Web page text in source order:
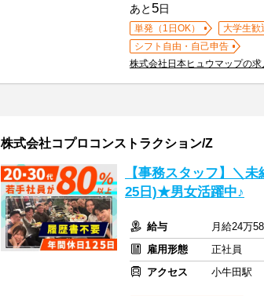
あと 5日
単発（1日OK） 大学生歓
シフト自由・自己申告
株式会社日本ヒュウマップの求
株式会社コプロコンストラクション/Z
【事務スタッフ】＼
25日)★男女活躍中♪
給与
月給24万
雇用形態
正社員
アクセス
小牛田駅